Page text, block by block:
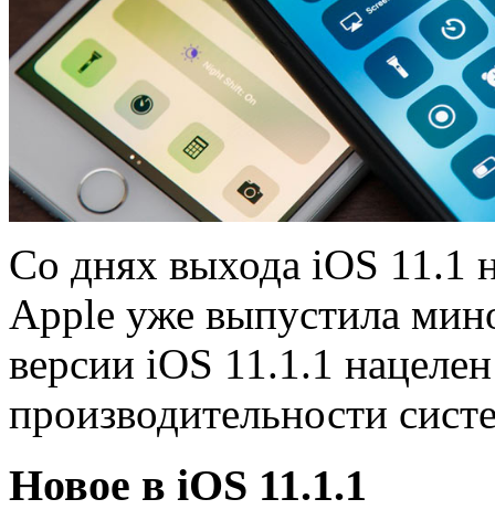
Со днях выхода iOS 11.1
Apple уже выпустила
версии iOS 11.1.1
производительности
Новое в iOS 11.1.1